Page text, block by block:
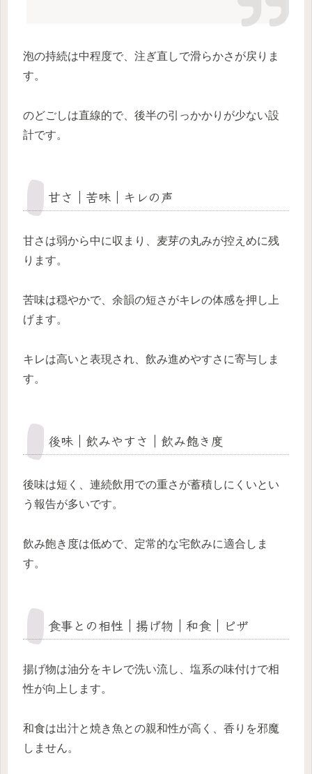
泡の持続は中程度で、注ぎ直しで滑らかさが戻りま
す。
のどごしは直線的で、後半の引っかかりが少ない設
計です。
甘さ｜苦味｜キレの声
甘さは弱から中に収まり、麦芽の丸みが控えめに残
ります。
苦味は穏やかで、余韻の短さがキレの体感を押し上
げます。
キレは高いと表現され、飲み進めやすさに寄与しま
す。
後味｜飲みやすさ｜飲み飽き度
後味は短く、連続飲用での重さが蓄積しにくいとい
う報告が多いです。
飲み飽き度は低めで、定常的な宅飲みに適合しま
す。
食事との相性｜揚げ物｜和食｜ピザ
揚げ物は油分をキレで洗い流し、塩系の味付けで相
性が向上します。
和食は出汁と焼き魚との親和性が高く、香りを邪魔
しません。